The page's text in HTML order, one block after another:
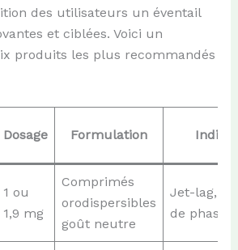
des utilisateurs un éventail
et ciblées. Voici un
produits les plus recommandés
Dosage Formulation
1 ou
1,9 mg
Comprimés
orodispersibles
goût neutre
Jet-lag,
de phase